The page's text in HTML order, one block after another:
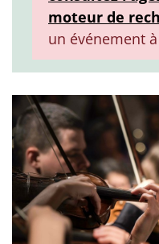
moteur de
un événement